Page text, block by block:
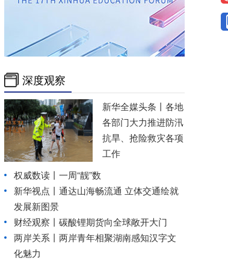
深度观察
新华全媒头条丨 各地
各部门大力推进防汛
抗旱、抢险救灾各项
工作
权威数读丨一周“靓”数
新华视点丨 通达山海畅流通 立体交通绘就
发展新图景
财经观察丨 碳酸锂期货向全球敞开大门
两岸关系丨 两岸青年相聚湖南感知汉字文
化魅力